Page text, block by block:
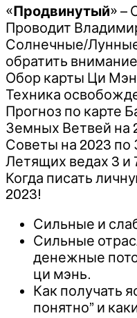
«Продвинутый» –
Проводит
Солнечные/Лунные
обратить
Обор карты Ци
Техника
Прогноз по карте
Земных Ветвей на
Советы на 2023 по
Летящих ведах 3 и
Когда писать
2023!
Сильные и
Сильные
денежные
ци мэнь.
Как получать
понятно” и